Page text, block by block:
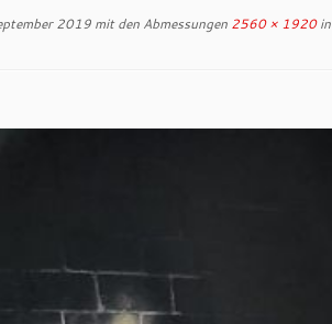
2019 mit den Abmessungen 2560 × 1920in